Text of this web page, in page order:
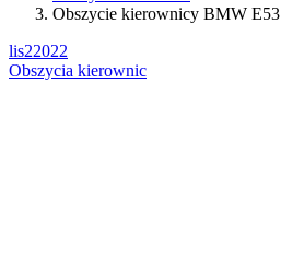
Obszycie kierownicy BMW E53
lis22022
Obszycia kierownic